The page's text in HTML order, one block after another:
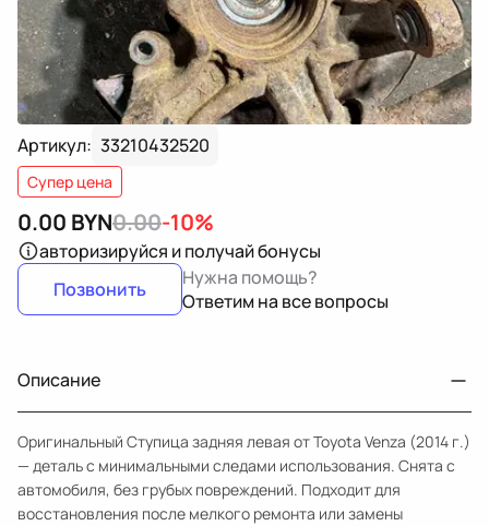
Артикул: 33210432520
Супер цена
0.00 BYN0.00-10%
авторизируйся и получай бонусы
Позвонить
Нужна помощь?
Ответим на все вопросы
Описание
Оригинальный Ступица задняя левая от Toyota Venza (2014 г.)
— деталь с минимальными следами использования. Снята с
автомобиля, без грубых повреждений. Подходит для
восстановления после мелкого ремонта или замены